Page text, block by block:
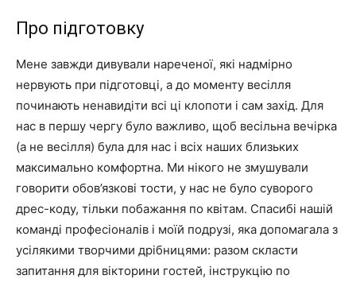
Про підготовку
Мене завжди дивували нареченої, які надмірно
нервують при підготовці, а до моменту весілля
починають ненавидіти всі ці клопоти і сам захід. Для
нас в першу чергу було важливо, щоб весільна вечірка
(а не весілля) була для нас і всіх наших близьких
максимально комфортна. Ми нікого не змушували
говорити обов’язкові тости, у нас не було суворого
дрес-коду, тільки побажання по квітам. Спасибі нашій
команді професіоналів і моїй подрузі, яка допомагала з
усілякими творчими дрібницями: разом скласти
запитання для вікторини гостей, інструкцію по